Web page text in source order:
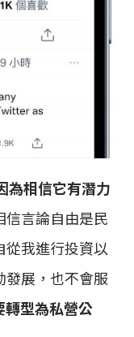
相信它有潛力
信言論自由是民
我進行投資以
發展，也不會服
型為私營公